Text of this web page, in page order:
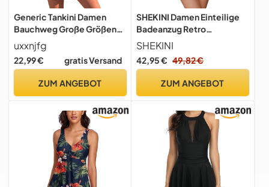
Generic Tankini Damen
Bauchweg Große Größen
Tankinis für Damen Set
Zweiteiler Badekleid
Badekleid Push Up mit
Modest Schicke Sport
Swimwear(Schwarz,XXL)
uxxnjfg
22,99 € gratis Versand
ZUM ANGEBOT
SHEKINI Damen Einteilige
Badeanzug Retro
Badeanzugkleid Badekleid
Vierkantansatz
Schwimmrock
(Schwarz, M)
SHEKINI
42,95 € 49,82 €
ZUM ANGEBOT